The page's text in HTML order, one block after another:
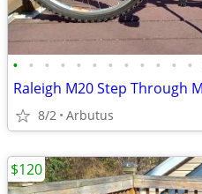
• • • • • • • • • • • •
8/2 Arbutus
$120